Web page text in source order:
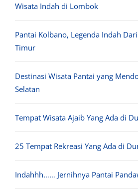
Wisata Indah di Lombok
Pantai Kolbano, Legenda Indah
Timur
Destinasi Wisata Pantai yang
Selatan
Tempat Wisata Ajaib Yang Ada di
25 Tempat Rekreasi Yang Ada di
Indahhh…… Jernihnya Pantai